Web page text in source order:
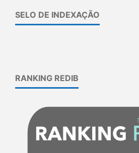
SELO DE INDEXAÇÃO
RANKING REDIB